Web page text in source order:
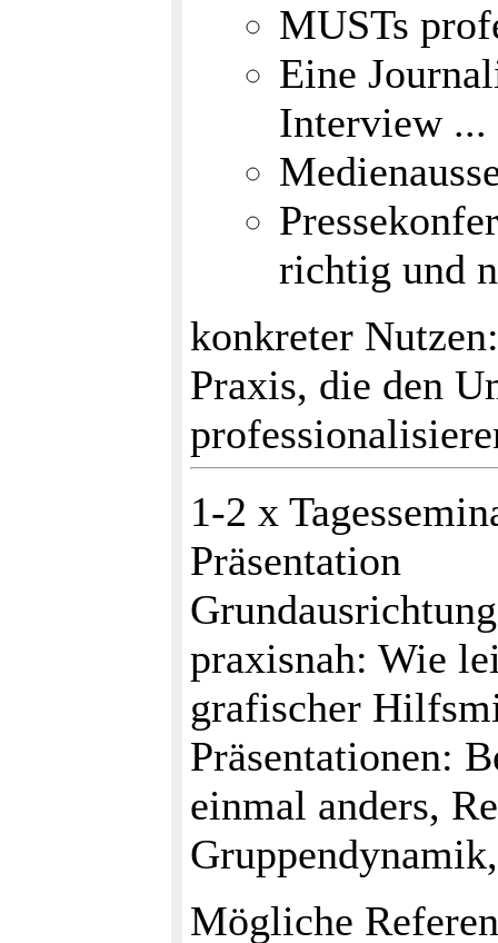
MUSTs
Eine
Interview ...
richtig und
konkreter
Praxis, die den
1-2 x
Präsentation
praxisnah: Wie
grafischer
Präsentationen:
einmal anders,
Mögliche